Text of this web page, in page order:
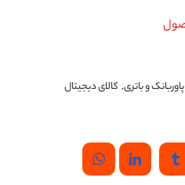
پاوربانک و باتری, کالای دیجیتال